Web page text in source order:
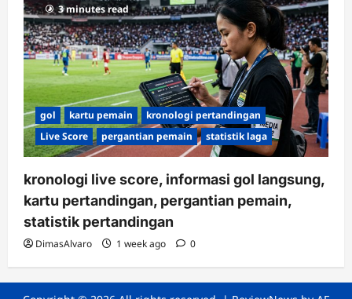
3 minutes read
gol kartu pemain
kronologi pertandingan
Live Score
pergantian pemain statistik laga
kronologi live score, informasi gol langsung,
kartu pertandingan, pergantian pemain,
statistik pertandingan
DimasAlvaro 1 week ago 0